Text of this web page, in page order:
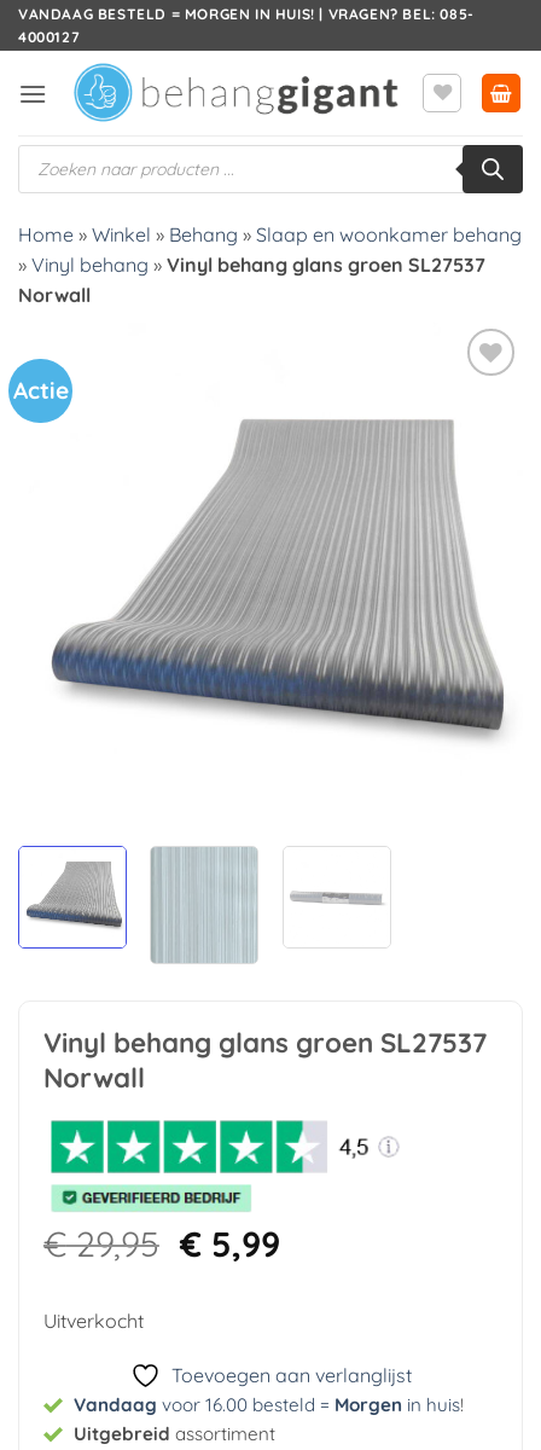
Ga
naar
VANDAAG BESTELD = MORGEN IN HUIS! | VRAGEN? BEL: 085-
4000127
Producten
zoeken
Home » Winkel » Behang » Slaap en woonkamer behang
» Vinyl behang » Vinyl behang glans groen SL27537
Norwall
Actie
aan
Vinyl behang glans groen SL27537
Norwall
€29,95 Oorspronkelijke
prijs
€5,99Huidige
Uitverkocht
Toevoegen aan verlanglijst
Vandaag voor 16.00 besteld = Morgen in huis!
Uitgebreid assortiment